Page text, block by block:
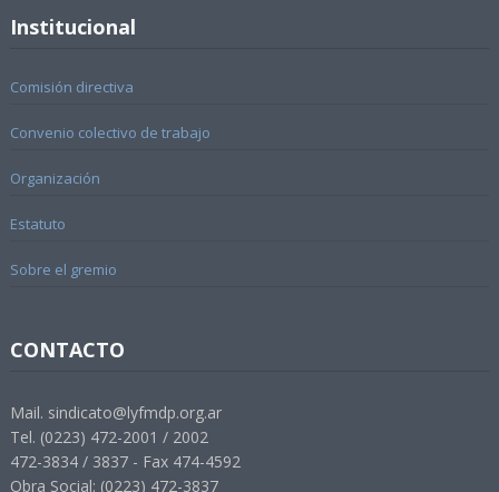
Institucional
Comisión directiva
Convenio colectivo de trabajo
Organización
Estatuto
Sobre el gremio
CONTACTO
Mail. sindicato@lyfmdp.org.ar
Tel. (0223) 472-2001 / 2002
472-3834 / 3837 - Fax 474-4592
Obra Social: (0223) 472-3837